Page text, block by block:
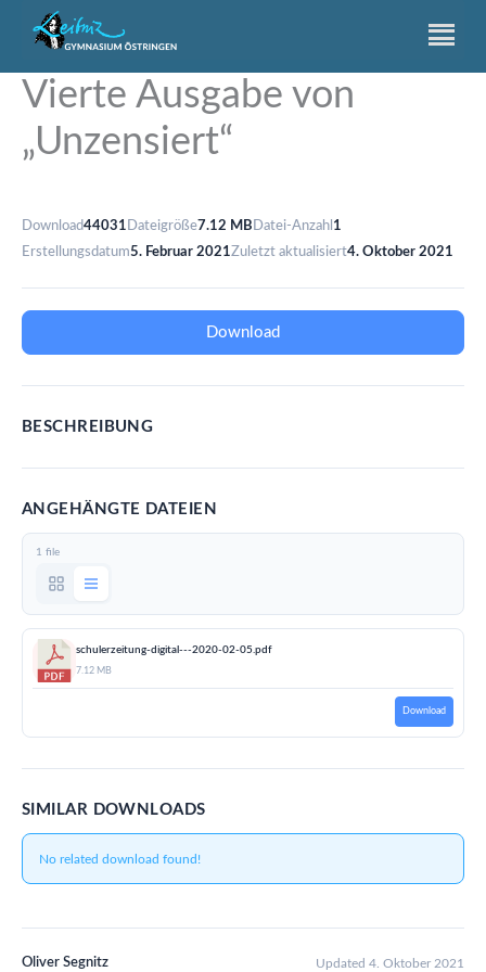
Vierte Ausgabe von
„Unzensiert“
Download44031 Dateigröße7.12 MB Datei-Anzahl 1
Erstellungsdatum5. Februar 2021Zuletzt aktualisiert4. Oktober 2021
Download
BESCHREIBUNG
ANGEHÄNGTE DATEIEN
1 file
schulerzeitung-digital---2020-02-05.pdf
7.12 MB
Download
SIMILAR DOWNLOADS
No related download found!
Oliver Segnitz Updated 4. Oktober 2021